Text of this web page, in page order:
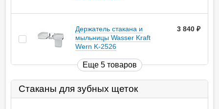
Держатель стакана и
мыльницы Wasser Kraft
Wern K-2526
3 840
Еще 5 товаров
Стаканы для зубных щеток